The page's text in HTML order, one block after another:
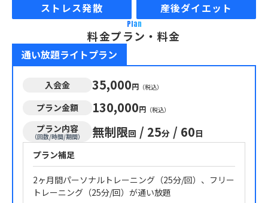
ストレス発散
産後ダイエット
Plan
料金プラン・料金
通い放題ライトプラン
入会金 35,000円 （税込）
プラン金額 130,000円 （税込）
プラン内容
（回数/時間/期間） 無制限回 / 25分 / 60日
プラン補足
2ヶ月間パーソナルトレーニング（25分/回）、フリー
トレーニング（25分/回）が通い放題